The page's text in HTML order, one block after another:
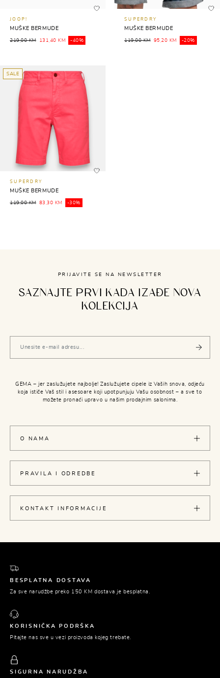
JOOP!
MUŠKE BERMUDE
219,00 KM 131,40 KM -40%
SUPERDRY
MUŠKE BERMUDE
119,00 KM 95,20 KM -20%
SALE
SUPERDRY
MUŠKE BERMUDE
119,00 KM 83,30 KM -30%
PRIJAVITE SE NA NEWSLETTER
SAZNAJTE PRVI KADA IZAĐE NOVA
KOLEKCIJA
GEMA – jer zaslužujete najbolje! Zaslužujete cipele iz Vaših snova, odjeću
koja ističe Vaš stil i asesoare koji upotpunjuju Vašu osobnost – a sve to
možete pronaći upravo u našim prodajnim salonima.
O NAMA
PRAVILA I ODREDBE
KONTAKT INFORMACIJE
BESPLATNA DOSTAVA
Za sve narudžbe preko 150 KM dostava je besplatna.
KORISNIČKA PODRŠKA
Pitajte nas sve u vezi proizvoda kojeg trebate.
SIGURNA NARUDŽBA